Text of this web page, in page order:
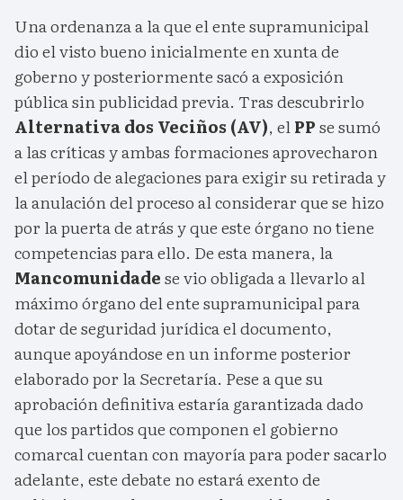
Una ordenanza a la que el ente supramunicipal
dio el visto bueno inicialmente en xunta de
goberno y posteriormente sacó a exposición
pública sin publicidad previa. Tras descubrirlo
Alternativa dos Veciños (AV), elPPse sumó
a las críticas y ambas formaciones aprovecharon
el período de alegaciones para exigir su retirada y
la anulación del proceso al considerar que se hizo
por la puerta de atrás y que este órgano no tiene
competencias para ello. De esta manera, la
Mancomunidadese vio obligada a llevarlo al
máximo órgano del ente supramunicipal para
dotar de seguridad jurídica el documento,
aunque apoyándose en un informe posterior
elaborado por la Secretaría. Pese a que su
aprobación definitiva estaría garantizada dado
que los partidos que componen el gobierno
comarcal cuentan con mayoría para poder sacarlo
adelante, este debate no estará exento de